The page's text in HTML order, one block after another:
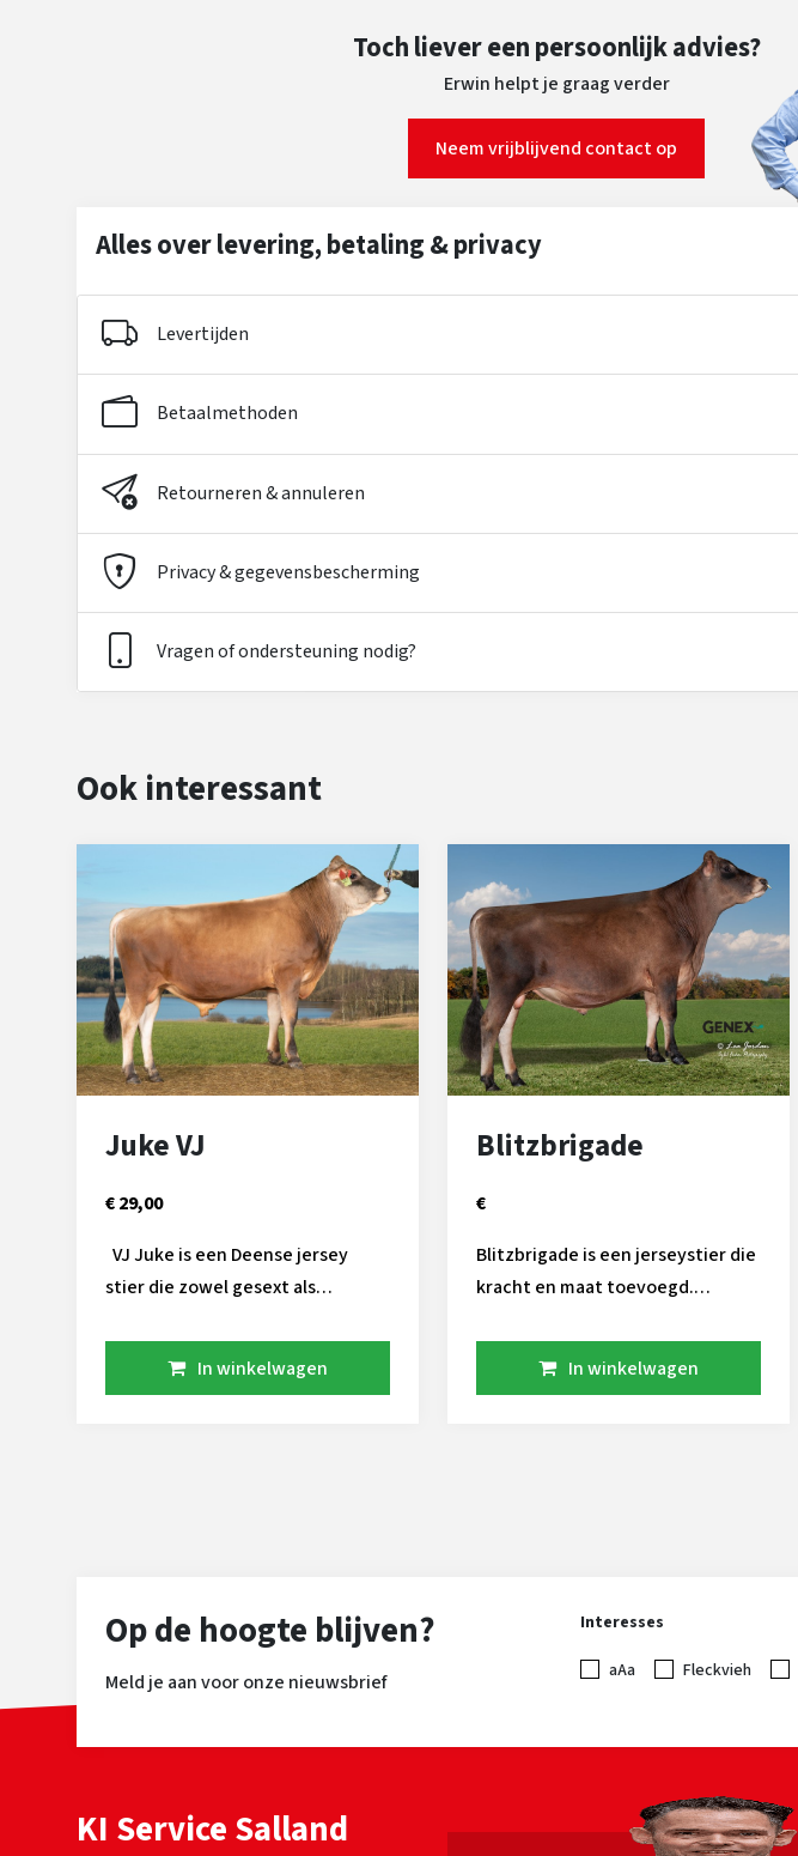
Toch liever een persoonlijk advies?
Erwin helpt je graag verder
Neem vrijblijvend contact op
Alles over levering, betaling & privacy
Levertijden
Betaalmethoden
Retourneren & annuleren
Privacy & gegevensbescherming
Vragen of ondersteuning nodig?
Ook interessant
Juke VJ
€ 29,00
stier die zowel gesext als
produceren met beste gehalten,
In winkelwagen
Blitzbrigade
€
Blitzbrigade is een jerseystier die
kracht en maat toevoegd.
en speenlengte, dit maakt hem
In winkelwagen
Op de hoogte blijven?
Meld je aan voor onze nieuwsbrief
Interesses
aAa
Fleckvieh
KI Service Salland